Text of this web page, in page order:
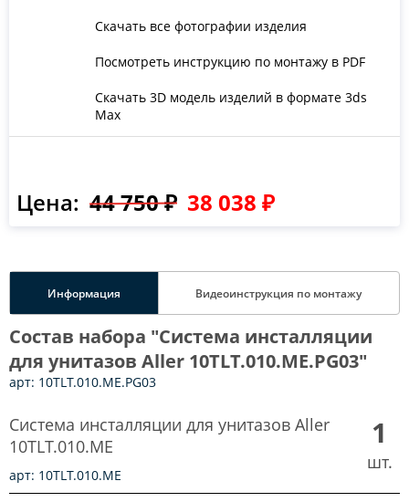
Скачать все фотографии изделия
Посмотреть инструкцию по монтажу в PDF
Скачать 3D модель изделий в формате 3ds
Max
Цена: 44 750 ₽ 38 038 ₽
Информация Видеоинструкция по монтажу
Состав набора "Система инсталляции
для унитазов Aller 10TLT.010.ME.PG03"
арт: 10TLT.010.ME.PG03
Система инсталляции для унитазов Aller
10TLT.010.ME
арт: 10TLT.010.ME
1
шт.